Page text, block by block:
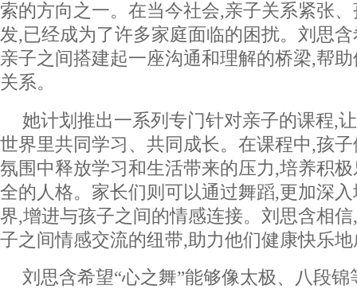
索的方向之一。在当今社会,亲子关系紧张
发,已经成为了许多家庭面临的困扰。刘思
亲子之间搭建起一座沟通和理解的桥梁,帮
关系。
她计划推出一系列专门针对亲子的课程,
世界里共同学习、共同成长。在课程中,孩
氛围中释放学习和生活带来的压力,培养积
全的人格。家长们则可以通过舞蹈,更加深
界,增进与孩子之间的情感连接。刘思含相
子之间情感交流的纽带,助力他们健康快乐
刘思含希望“心之舞”能够像太极、八段